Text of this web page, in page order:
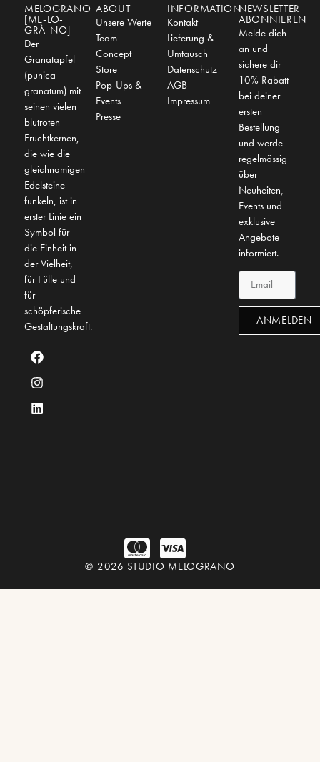
MELOGRANO
[ME-LO-
GRÀ-NO]
Der
Granatapfel
(punica
granatum) mit
seinen vielen
blutroten
Fruchtkernen,
die wie die
gleichnamigen
Edelsteine
funkeln, ist in
erster Linie ein
Symbol für
die Einheit in
der Vielheit,
für Fülle und
für
schöpferische
Gestaltungskraft.
ABOUT
Unsere Werte
Team
Concept
Store
Pop-Ups &
Events
Presse
INFORMATION
Kontakt
Lieferung &
Umtausch
Datenschutz
AGB
Impressum
NEWSLETTER
ABONNIEREN
Melde dich
an und
sichere dir
10% Rabatt
bei deiner
ersten
Bestellung
und werde
regelmässig
über
Neuheiten,
Events und
exklusive
Angebote
informiert.
ANMELDEN
© 2026 STUDIO MELOGRANO